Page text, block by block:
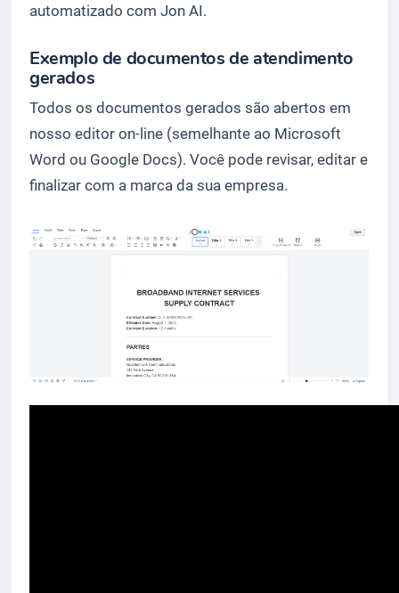
automatizado com Jon AI.
Exemplo de documentos de atendimento
gerados
Todos os documentos gerados são abertos em
nosso editor on-line (semelhante ao Microsoft
Word ou Google Docs). Você pode revisar, editar e
finalizar com a marca da sua empresa.